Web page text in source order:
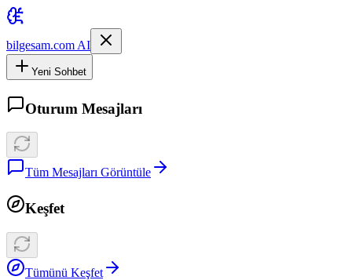
bilgesam.com AI
Yeni Sohbet
Oturum Mesajları
Tüm Mesajları Görüntüle
Keşfet
Tümünü Keşfet